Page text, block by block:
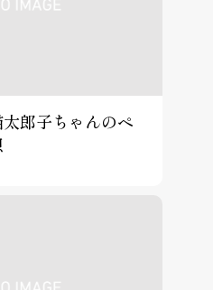
郎子ちゃんのペ